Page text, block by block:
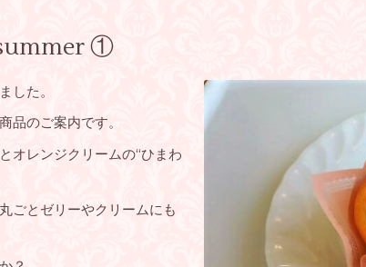
①
した。
品のご案内です。
オレンジクリームの“ひまわ
ごとゼリーやクリームにも